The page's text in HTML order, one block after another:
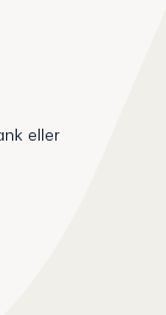
eller